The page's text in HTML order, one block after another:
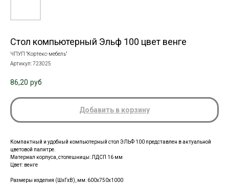
Стол компьютерный Эльф 100 цвет венге
ЧПУП "Кортекс-мебель"
Артикул:723025
86,20 руб
Добавить в корзину
Компактный и удобный компьютерный стол ЭЛЬФ 100 представлен в актуальной
цветовой палитре.
Материал корпуса, столешницы: ЛДСП 16 мм
Цвет: венге
Размеры изделия (ШхГхВ), мм: 600х750х1000